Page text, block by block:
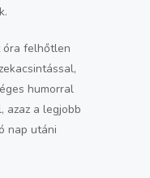
óra felhőtlen
humorral
azaz a legjobb
nap utáni